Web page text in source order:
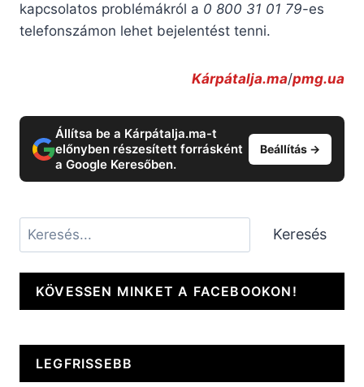
kapcsolatos problémákról a 0 800 31 01 79-es
telefonszámon lehet bejelentést tenni.
Kárpátalja.ma/pmg.ua
Állítsa be a Kárpátalja.ma-t
előnyben részesített forrásként
a Google Keresőben.
Beállítás →
Keresés Keresés
KÖVESSEN MINKET A FACEBOOKON!
LEGFRISSEBB